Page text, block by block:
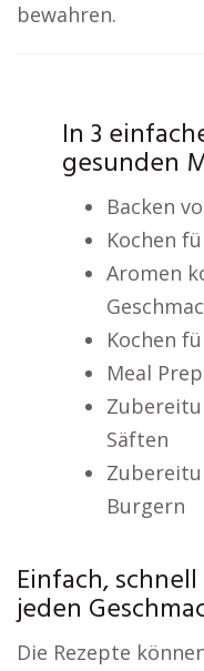
bewahren.
In 3
gesunden
Backen
Kochen
Aromen
Kochen
Meal
Säften
Burgern
Einfach,
jeden
Die Rezepte